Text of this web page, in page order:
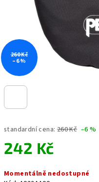
standardní cena: 260 Kč –6 %
242 Kč
cena:
Momentálně nedostupné
260 Kč
–6 %